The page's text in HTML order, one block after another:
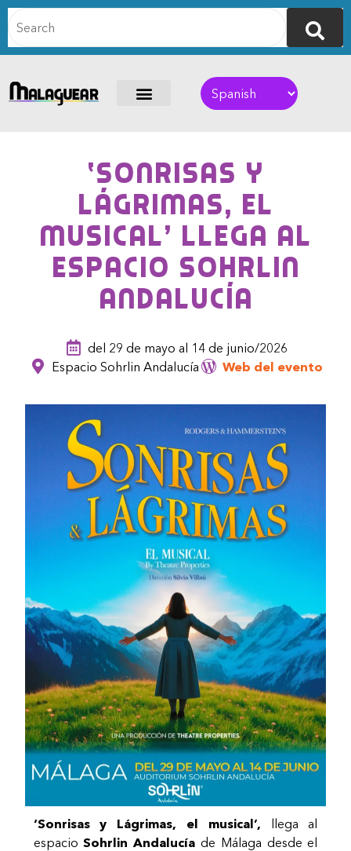
‘Sonrisas y
Lágrimas, el
musical’ llega al
espacio Sohrlin
Andalucía
del 29 de mayo al 14 de junio/2026
Espacio Sohrlin Andalucía
Web del evento
‘Sonrisas y Lágrimas, el musical’, llega al
espacioSohrlin Andalucía de Málaga desde el